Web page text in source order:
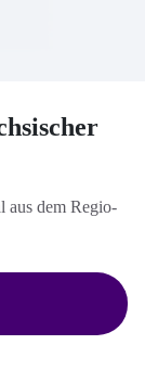
aus dem Regio-